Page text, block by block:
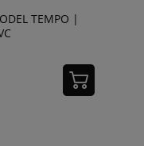
TEMPO |